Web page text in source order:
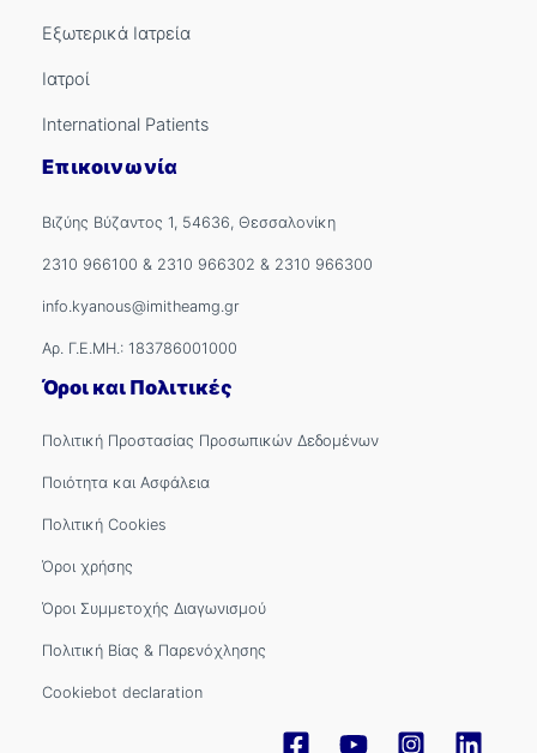
Εξωτερικά Ιατρεία
Ιατροί
International Patients
Επικοινωνία
Βιζύης Βύζαντος 1, 54636, Θεσσαλονίκη
2310 966100 & 2310 966302 & 2310 966300
info.kyanous@imitheamg.gr
Αρ. Γ.Ε.ΜΗ.: 183786001000
Όροι και Πολιτικές
Πολιτική Προστασίας Προσωπικών Δεδομένων
Ποιότητα και Ασφάλεια
Πολιτική Cookies
Όροι χρήσης
Όροι Συμμετοχής Διαγωνισμού
Πολιτική Βίας & Παρενόχλησης
Cookiebot declaration